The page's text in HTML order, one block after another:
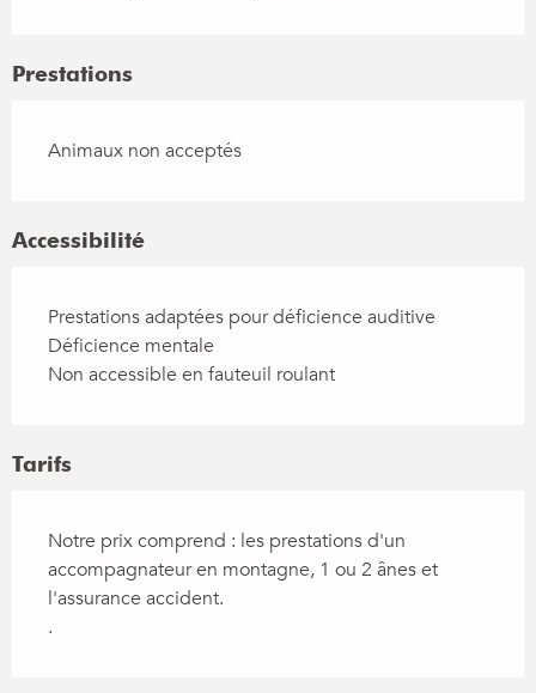
Prestations
Animaux non acceptés
Accessibilité
Prestations adaptées pour déficience auditive
Déficience mentale
Non accessible en fauteuil roulant
Tarifs
Notre prix comprend : les prestations d'un
accompagnateur en montagne, 1 ou 2 ânes et
l'assurance accident.
.